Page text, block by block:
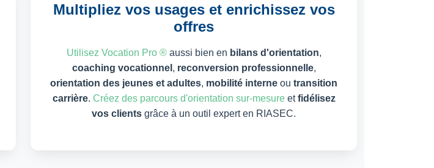
Multipliez vos usages et enrichissez vos
offres
Utilisez Vocation Pro ®aussi bien en bilans d'orientation,
coaching vocationnel , reconversion professionnelle,
orientation des jeunes et adultes, mobilité interne ou transition
carrière. Créez des parcours d'orientation sur-mesureetfidélisez
vos clients grâce à un outil expert en RIASEC.